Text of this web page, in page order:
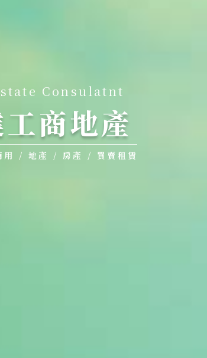
Consulatnt
商地產
用 / 地產 / 房產 / 買賣租賃